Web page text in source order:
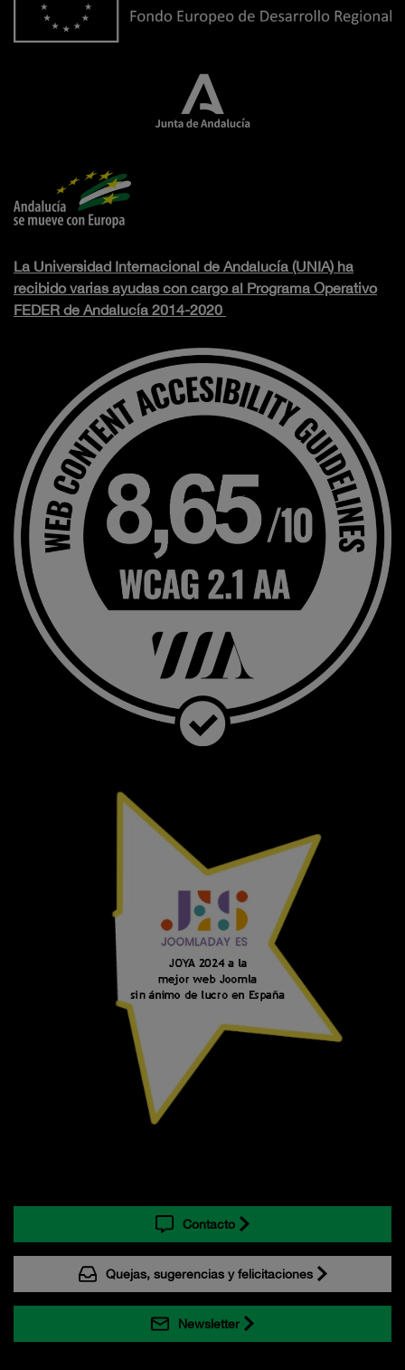
La Universidad Internacional de Andalucía (UNIA) ha
recibido varias ayudas con cargo al Programa Operativo
FEDER de Andalucía 2014-2020
Contacto
Quejas, sugerencias y felicitaciones
Newsletter